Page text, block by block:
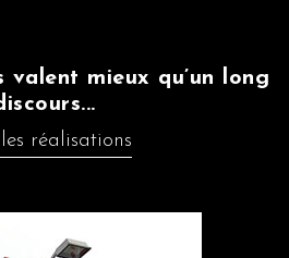
valent mieux qu’un long
réalisations